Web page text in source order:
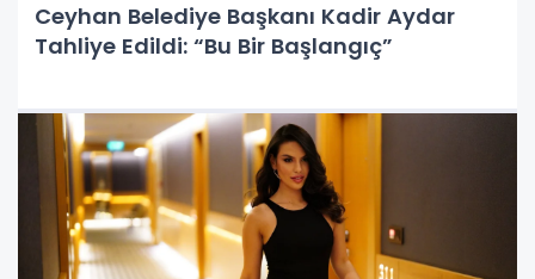
Ceyhan Belediye Başkanı Kadir Aydar
Tahliye Edildi: “Bu Bir Başlangıç”